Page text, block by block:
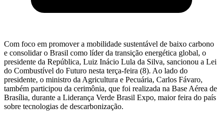
Com foco em promover a mobilidade sustentável de baixo carbono
e consolidar o Brasil como líder da transição energética global, o
presidente da República, Luiz Inácio Lula da Silva, sancionou a Lei
do Combustível do Futuro nesta terça-feira (8). Ao lado do
presidente, o ministro da Agricultura e Pecuária, Carlos Fávaro,
também participou da cerimônia, que foi realizada na Base Aérea de
Brasília, durante a Liderança Verde Brasil Expo, maior feira do país
sobre tecnologias de descarbonização.